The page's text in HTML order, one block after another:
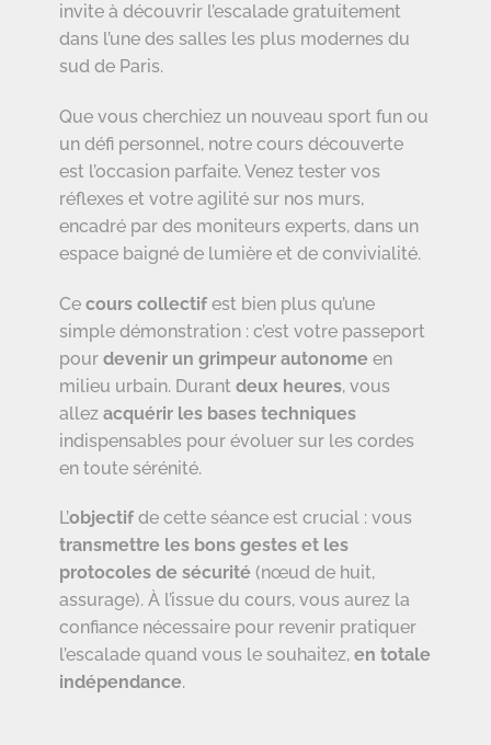
invite à découvrir l’escalade gratuitement
dans l’une des salles les plus modernes du
sud de Paris.
Que vous cherchiez un nouveau sport fun ou
un défi personnel, notre cours découverte
est l’occasion parfaite. Venez tester vos
réflexes et votre agilité sur nos murs,
encadré par des moniteurs experts, dans un
espace baigné de lumière et de convivialité.
Ce cours collectifest bien plus qu’une
simple démonstration : c’est votre passeport
pour devenir un grimpeur autonome en
milieu urbain. Durant deux heures, vous
allez acquérir les bases techniques
indispensables pour évoluer sur les cordes
en toute sérénité.
L’objectifde cette séance est crucial : vous
transmettre les bons gestes et les
protocoles de sécurité (nœud de huit,
assurage). À l’issue du cours, vous aurez la
confiance nécessaire pour revenir pratiquer
l’escalade quand vous le souhaitez, en totale
indépendance.